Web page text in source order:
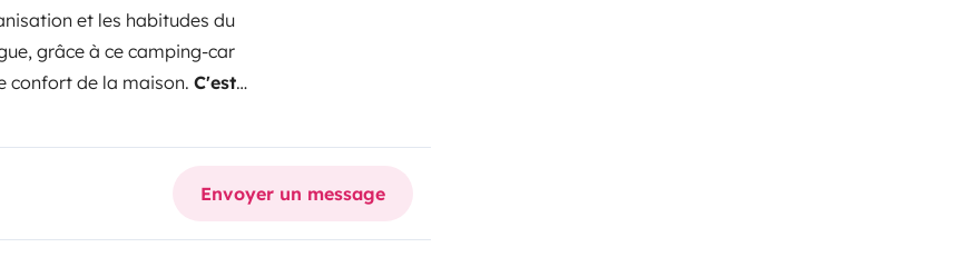
et les habitudes du
grâce à ce camping-car
confort de la maison. C'est
!
qui se présentent, vous
vivre pleinement !
le WC et eaux usées
Envoyer un message